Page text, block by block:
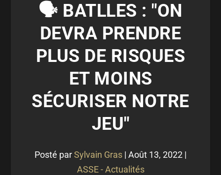
🗣 BATLLES : "ON
DEVRA PRENDRE
PLUS DE RISQUES
ET MOINS
SÉCURISER NOTRE
JEU"
Posté parSylvain Gras | Août 13, 2022 |
ASSE - Actualités